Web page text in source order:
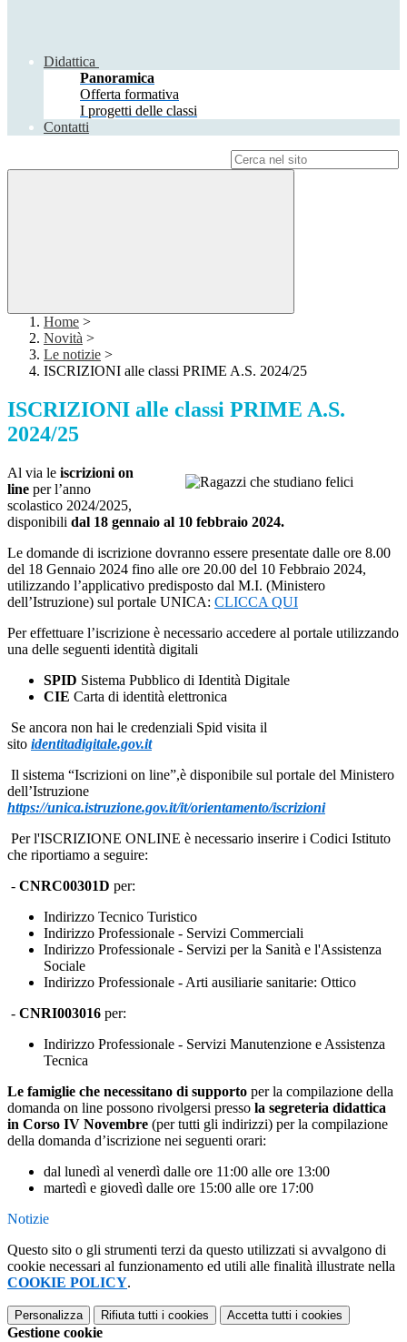
Didattica
Panoramica
Offerta formativa
I progetti delle classi
Contatti
Home >
Novità >
Le notizie >
ISCRIZIONI alle classi PRIME A.S. 2024/25
ISCRIZIONI alle classi PRIME A.S.
2024/25
Al via le iscrizioni on
line per l’anno
scolastico 2024/2025,
disponibili dal 18 gennaio al 10 febbraio 2024.
Le domande di iscrizione dovranno essere presentate dalle ore 8.00
del 18 Gennaio 2024 fino alle ore 20.00 del 10 Febbraio 2024,
utilizzando l’applicativo predisposto dal M.I. (Ministero
dell’Istruzione) sul portale UNICA: CLICCA QUI
Per effettuare l’iscrizione è necessario accedere al portale utilizzando
una delle seguenti identità digitali
SPID Sistema Pubblico di Identità Digitale
CIE Carta di identità elettronica
Se ancora non hai le credenziali Spid visita il
sito identitadigitale.gov.it
Il sistema “Iscrizioni on line”,è disponibile sul portale del Ministero
dell’Istruzione
https://unica.istruzione.gov.it/it/orientamento/iscrizioni
Per l'ISCRIZIONE ONLINE è necessario inserire i Codici Istituto
che riportiamo a seguire:
- CNRC00301D per:
Indirizzo Tecnico Turistico
Indirizzo Professionale - Servizi Commerciali
Indirizzo Professionale - Servizi per la Sanità e l'Assistenza
Sociale
Indirizzo Professionale - Arti ausiliarie sanitarie: Ottico
- CNRI003016 per:
Indirizzo Professionale - Servizi Manutenzione e Assistenza
Tecnica
Le famiglie che necessitano di supporto per la compilazione della
domanda on line possono rivolgersi presso la segreteria didattica
in Corso IV Novembre (per tutti gli indirizzi) per la compilazione
della domanda d’iscrizione nei seguenti orari:
dal lunedì al venerdì dalle ore 11:00 alle ore 13:00
martedì e giovedì dalle ore 15:00 alle ore 17:00
Notizie
Questo sito o gli strumenti terzi da questo utilizzati si avvalgono di
cookie necessari al funzionamento ed utili alle finalità illustrate nella
COOKIE POLICY.
Personalizza Rifiuta tutti i cookies Accetta tutti i cookies
Gestione cookie